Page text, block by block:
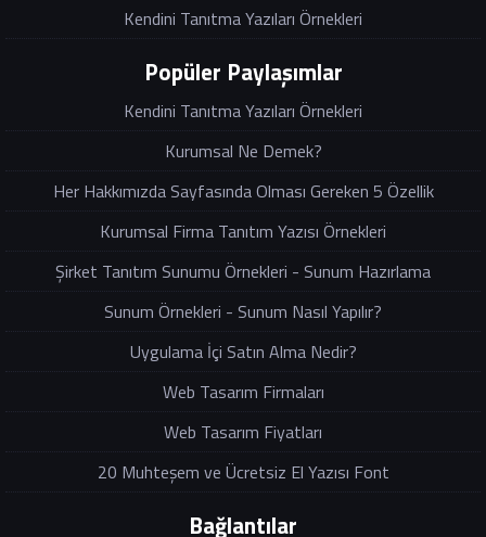
Kendini Tanıtma Yazıları Örnekleri
Popüler Paylaşımlar
Kendini Tanıtma Yazıları Örnekleri
Kurumsal Ne Demek?
Her Hakkımızda Sayfasında Olması Gereken 5 Özellik
Kurumsal Firma Tanıtım Yazısı Örnekleri
Şirket Tanıtım Sunumu Örnekleri - Sunum Hazırlama
Sunum Örnekleri - Sunum Nasıl Yapılır?
Uygulama İçi Satın Alma Nedir?
Web Tasarım Firmaları
Web Tasarım Fiyatları
20 Muhteşem ve Ücretsiz El Yazısı Font
Bağlantılar